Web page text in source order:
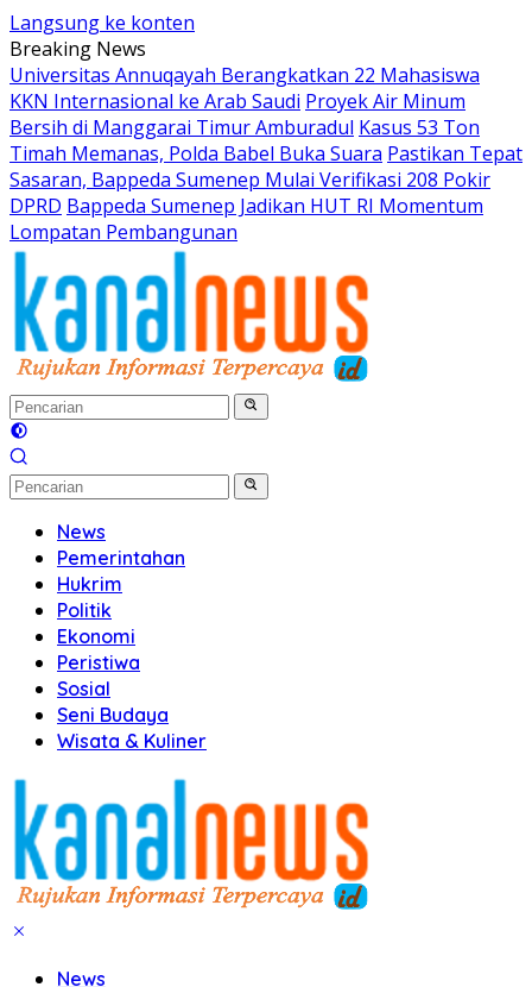
Langsung ke konten
Breaking News
Universitas Annuqayah Berangkatkan 22 Mahasiswa
KKN Internasional ke Arab Saudi Proyek Air Minum
Bersih di Manggarai Timur Amburadul Kasus 53 Ton
Timah Memanas, Polda Babel Buka Suara Pastikan Tepat
Sasaran, Bappeda Sumenep Mulai Verifikasi 208 Pokir
DPRD Bappeda Sumenep Jadikan HUT RI Momentum
Lompatan Pembangunan
News
Pemerintahan
Hukrim
Politik
Ekonomi
Peristiwa
Sosial
Seni Budaya
Wisata & Kuliner
News